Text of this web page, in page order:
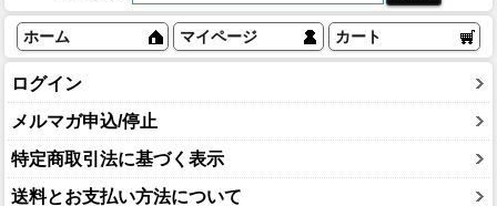
ホーム マイページ カート
ログイン
メルマガ申込/停止
特定商取引法に基づく表示
送料とお支払い方法について